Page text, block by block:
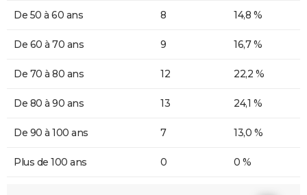
De 50 à 60 ans 8 14,8 %
De 60 à 70 ans 9 16,7 %
De 70 à 80 ans 12 22,2 %
De 80 à 90 ans 13 24,1 %
De 90 à 100 ans 7 13,0 %
Plus de 100 ans 0 0 %